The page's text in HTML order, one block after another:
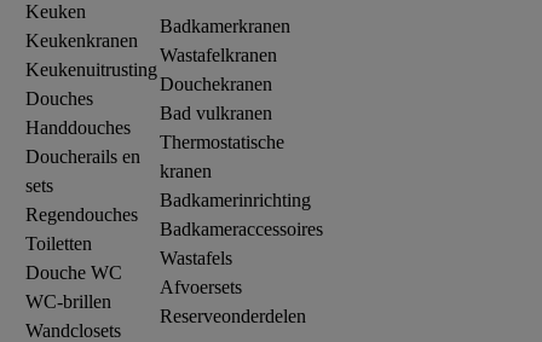
Keuken
Keukenkranen
Keukenuitrusting
Douches
Handdouches
Doucherails en
sets
Regendouches
Toiletten
Douche WC
WC-brillen
Wandclosets
Badkamerkranen
Wastafelkranen
Douchekranen
Bad vulkranen
Thermostatische
kranen
Badkamerinrichting
Badkameraccessoires
Wastafels
Afvoersets
Reserveonderdelen